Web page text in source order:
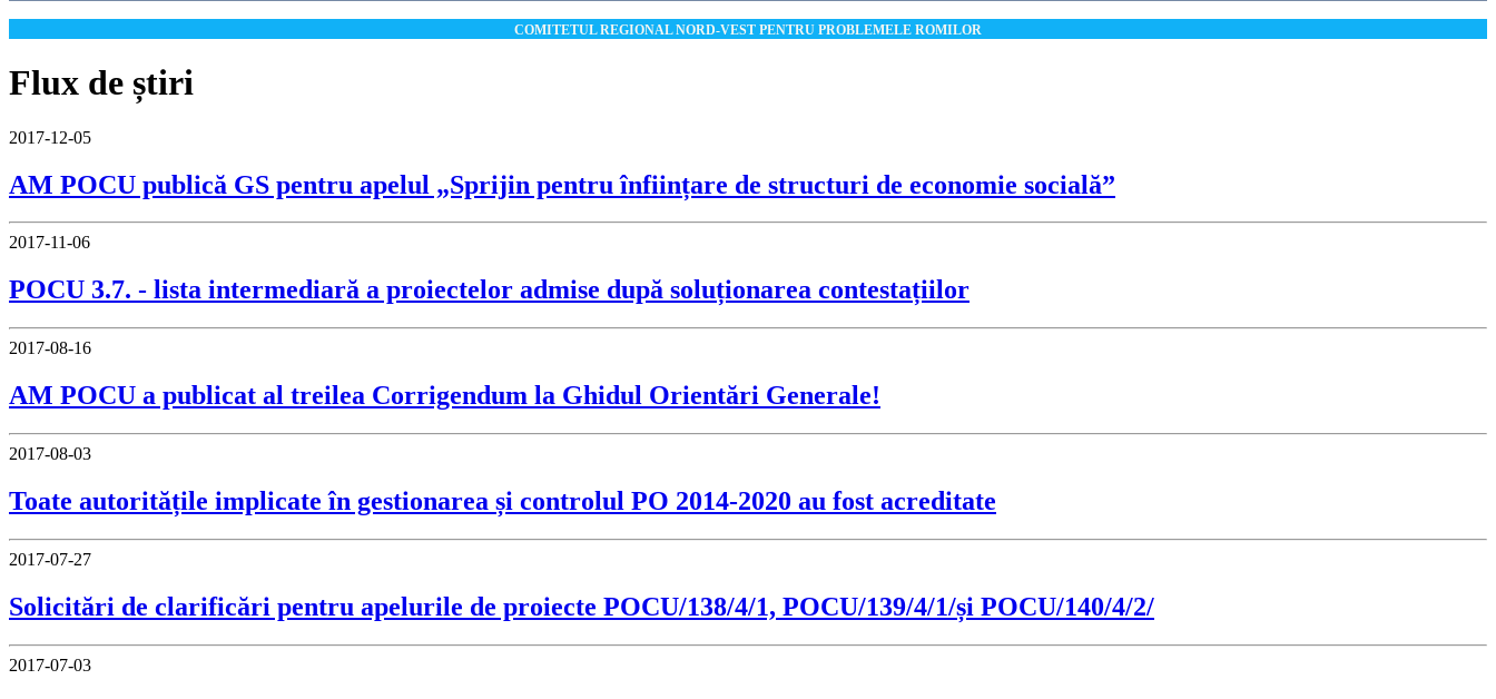
COMITETUL REGIONAL NORD-VEST PENTRU PROBLEMELE ROMILOR
Flux de știri
2017-12-05
AM POCU publică GS pentru apelul „Sprijin pentru înființare de structuri de economie socială”
2017-11-06
POCU 3.7. - lista intermediară a proiectelor admise după soluționarea contestațiilor
2017-08-16
AM POCU a publicat al treilea Corrigendum la Ghidul Orientări Generale!
2017-08-03
Toate autoritățile implicate în gestionarea și controlul PO 2014-2020 au fost acreditate
2017-07-27
Solicitări de clarificări pentru apelurile de proiecte POCU/138/4/1, POCU/139/4/1/și POCU/140/4/2/
2017-07-03